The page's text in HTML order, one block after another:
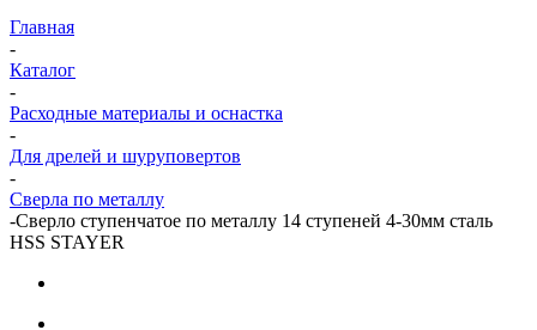
Главная
-
Каталог
-
Расходные материалы и оснастка
-
Для дрелей и шуруповертов
-
Сверла по металлу
-Сверло ступенчатое по металлу 14 ступеней 4-30мм сталь
HSS STAYER